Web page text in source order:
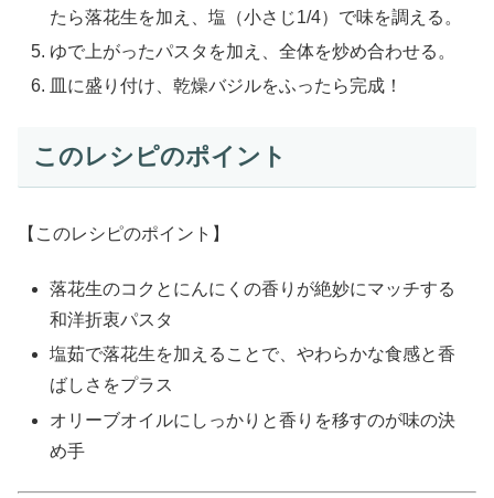
たら落花生を加え、塩（小さじ1/4）で味を調える。
ゆで上がったパスタを加え、全体を炒め合わせる。
皿に盛り付け、乾燥バジルをふったら完成！
このレシピのポイント
【このレシピのポイント】
落花生のコクとにんにくの香りが絶妙にマッチする
和洋折衷パスタ
塩茹で落花生を加えることで、やわらかな食感と香
ばしさをプラス
オリーブオイルにしっかりと香りを移すのが味の決
め手